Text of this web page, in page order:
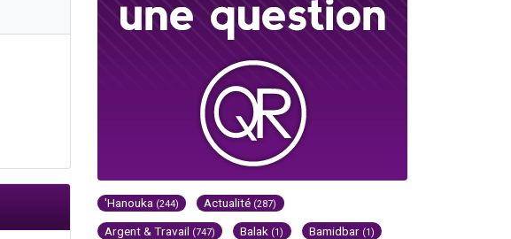
'Hanouka (244) Actualité (287)
Argent & Travail (747) Balak (1) Bamidbar (1)